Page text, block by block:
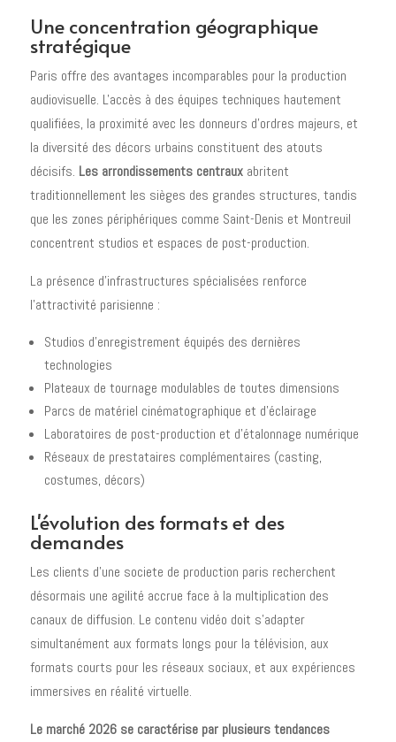
Une concentration géographique
stratégique
Paris offre des avantages incomparables pour la production
audiovisuelle. L'accès à des équipes techniques hautement
qualifiées, la proximité avec les donneurs d'ordres majeurs, et
la diversité des décors urbains constituent des atouts
décisifs. Les arrondissements centrauxabritent
traditionnellement les sièges des grandes structures, tandis
que les zones périphériques comme Saint-Denis et Montreuil
concentrent studios et espaces de post-production.
La présence d'infrastructures spécialisées renforce
l'attractivité parisienne :
Studios d'enregistrement équipés des dernières
technologies
Plateaux de tournage modulables de toutes dimensions
Parcs de matériel cinématographique et d'éclairage
Laboratoires de post-production et d'étalonnage numérique
Réseaux de prestataires complémentaires (casting,
costumes, décors)
L'évolution des formats et des
demandes
Les clients d'une societe de production paris recherchent
désormais une agilité accrue face à la multiplication des
canaux de diffusion. Le contenu vidéo doit s'adapter
simultanément aux formats longs pour la télévision, aux
formats courts pour les réseaux sociaux, et aux expériences
immersives en réalité virtuelle.
Le marché 2026 se caractérise par plusieurs tendances